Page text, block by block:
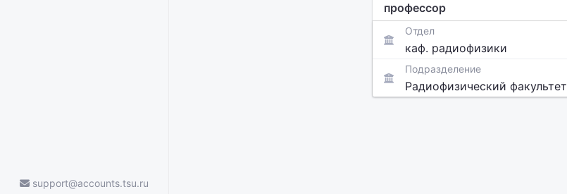
support@accounts.tsu.ru
профессор
Отдел
каф. радиофизики
Подразделение
Радиофизический факультет